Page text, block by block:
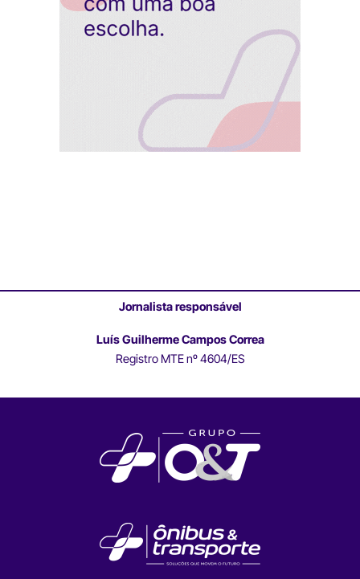
Jornalista responsável
Luís Guilherme Campos Correa
Registro MTE nº 4604/ES